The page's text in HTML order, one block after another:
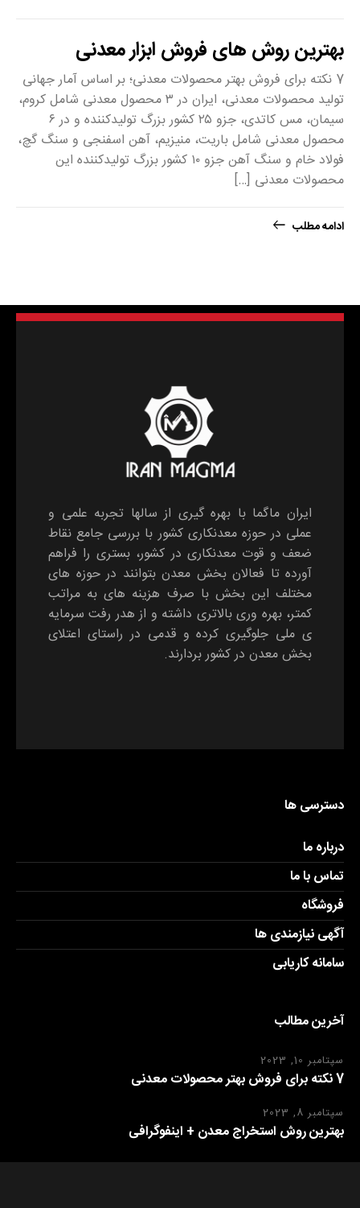
بهترین روش های فروش ابزار معدنی
7 نکته برای فروش بهتر محصولات معدنی؛ بر اساس آمار جهانی
تولید محصولات معدنی، ایران در ۳ محصول معدنی شامل کروم،
سیمان، مس کاتدی، جزو ۲۵ کشور بزرگ تولیدکننده و در ۶
محصول معدنی شامل باریت، منیزیم، آهن اسفنجی و سنگ گچ،
فولاد خام و سنگ آهن جزو ۱۰ کشور بزرگ تولیدکننده این
محصولات معدنی […]
ادامه مطلب
ایران ماگما با بهره گیری از سالها تجربه علمی و
عملی در حوزه معدنکاری کشور با بررسی جامع نقاط
ضعف و قوت معدنکاری در کشور، بستری را فراهم
آورده تا فعالان بخش معدن بتوانند در حوزه های
مختلف این بخش با صرف هزینه های به مراتب
کمتر، بهره وری بالاتری داشته و از هدر رفت سرمایه
ی ملی جلوگیری کرده و قدمی در راستای اعتلای
بخش معدن در کشور بردارند.
دسترسی ها
درباره ما
تماس با ما
فروشگاه
آگهی نیازمندی ها
سامانه کاریابی
آخرین مطالب
سپتامبر 10, 2023
7 نکته برای فروش بهتر محصولات معدنی
سپتامبر 8, 2023
بهترین روش استخراج معدن + اینفوگرافی